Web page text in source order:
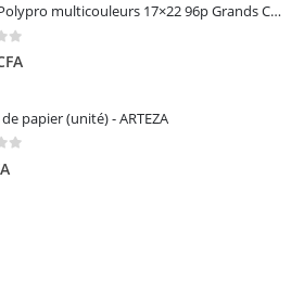
Cahier Polypro multicouleurs 17×22 96p Grands Carreaux Séyès 90g - CALLIGRAPHE
papier (unité) - ARTEZA